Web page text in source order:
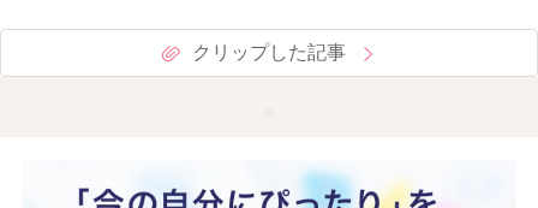
クリップした記事